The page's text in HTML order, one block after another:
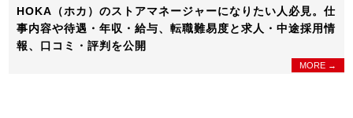
HOKA（ホカ）のストアマネージャーになりたい人必見。仕
事内容や待遇・年収・給与、転職難易度と求人・中途採用情
報、口コミ・評判を公開
MORE →